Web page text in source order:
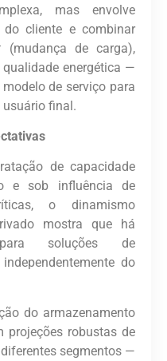
mas envolve
do cliente e combinar
(mudança de carga),
energética —
de serviço para
final.
de capacidade
e sob influência de
o dinamismo
mostra que há
soluções de
do
do armazenamento
projeções robustas de
segmentos —